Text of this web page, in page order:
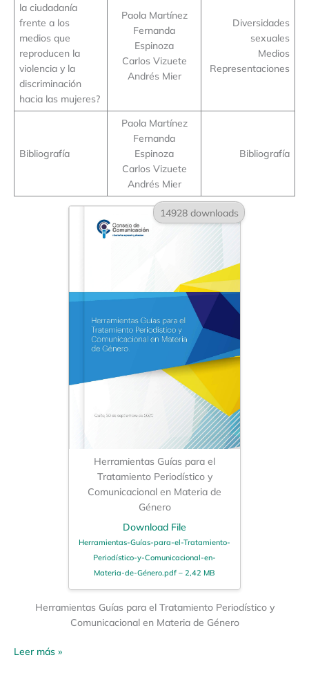
la ciudadanía
frente a los
medios que
reproducen la
violencia y la
discriminación
hacia las mujeres?
Paola Martínez
Fernanda
Espinoza
Carlos Vizuete
Andrés Mier
Diversidades
sexuales
Medios
Representaciones
Bibliografía
Paola Martínez
Fernanda
Espinoza
Carlos Vizuete
Andrés Mier
Bibliografía
14928 downloads
Herramientas Guías para el
Tratamiento Periodístico y
Comunicacional en Materia de
Género
Download File
Herramientas-Guías-para-el-Tratamiento-
Periodístico-y-Comunicacional-en-
Materia-de-Género.pdf – 2,42 MB
Herramientas Guías para el Tratamiento Periodístico y
Comunicacional en Materia de Género
Leer más »